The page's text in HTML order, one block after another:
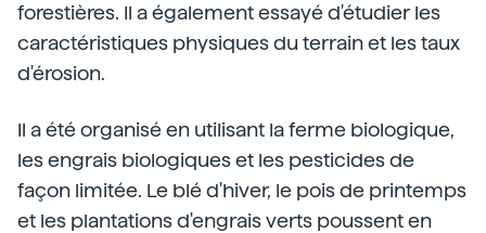
forestières. Il a également essayé d'étudier les
caractéristiques physiques du terrain et les taux
d'érosion.
Il a été organisé en utilisant la ferme biologique,
les engrais biologiques et les pesticides de
façon limitée. Le blé d'hiver, le pois de printemps
et les plantations d'engrais verts poussent en